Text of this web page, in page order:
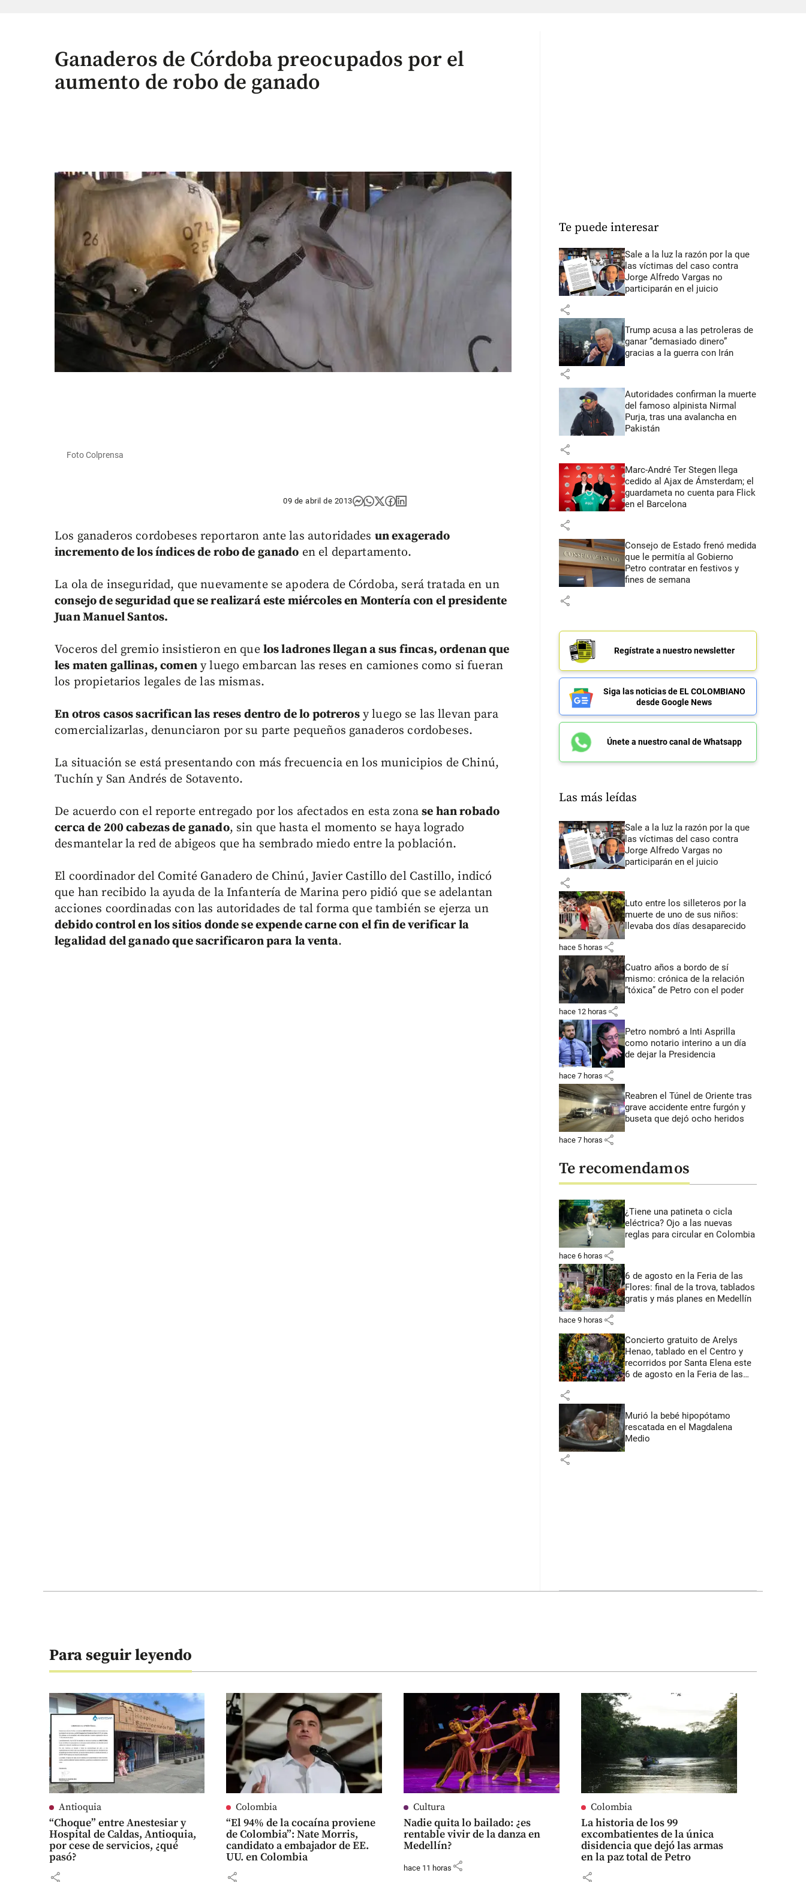
Ganaderos de Córdoba preocupados por el
aumento de robo de ganado
Foto Colprensa
09 de abril de 2013
Los ganaderos cordobeses reportaron ante las autoridades un exagerado
incremento de los índices de robo de ganado en el departamento.
La ola de inseguridad, que nuevamente se apodera de Córdoba, será tratada en un
consejo de seguridad que se realizará este miércoles en Montería con el presidente
Juan Manuel Santos.
Voceros del gremio insistieron en que los ladrones llegan a sus fincas, ordenan que
les maten gallinas, comeny luego embarcan las reses en camiones como si fueran
los propietarios legales de las mismas.
En otros casos sacrifican las reses dentro de lo potrerosy luego se las llevan para
comercializarlas, denunciaron por su parte pequeños ganaderos cordobeses.
La situación se está presentando con más frecuencia en los municipios de Chinú,
Tuchín y San Andrés de Sotavento.
De acuerdo con el reporte entregado por los afectados en esta zonase han robado
cerca de 200 cabezas de ganado, sin que hasta el momento se haya logrado
desmantelar la red de abigeos que ha sembrado miedo entre la población.
El coordinador del Comité Ganadero de Chinú, Javier Castillo del Castillo, indicó
que han recibido la ayuda de la Infantería de Marina pero pidió que se adelantan
acciones coordinadas con las autoridades de tal forma que también se ejerza un
debido control en los sitios donde se expende carne con el fin de verificar la
legalidad del ganado que sacrificaron para la venta.
Te puede interesar
Sale a la luz la razón por la que
las víctimas del caso contra
Jorge Alfredo Vargas no
participarán en el juicio
share
Trump acusa a las petroleras de
ganar “demasiado dinero”
gracias a la guerra con Irán
share
Autoridades confirman la muerte
del famoso alpinista Nirmal
Purja, tras una avalancha en
Pakistán
share
Marc-André Ter Stegen llega
cedido al Ajax de Ámsterdam; el
guardameta no cuenta para Flick
en el Barcelona
share
Consejo de Estado frenó medida
que le permitía al Gobierno
Petro contratar en festivos y
fines de semana
share
Regístrate a nuestro newsletter
Siga las noticias de EL COLOMBIANO
desde Google News
Únete a nuestro canal de Whatsapp
Las más leídas
Sale a la luz la razón por la que
las víctimas del caso contra
Jorge Alfredo Vargas no
participarán en el juicio
share
Luto entre los silleteros por la
muerte de uno de sus niños:
llevaba dos días desaparecido
hace 5 horas share
Cuatro años a bordo de sí
mismo: crónica de la relación
“tóxica” de Petro con el poder
hace 12 horas share
Petro nombró a Inti Asprilla
como notario interino a un día
de dejar la Presidencia
hace 7 horas share
Reabren el Túnel de Oriente tras
grave accidente entre furgón y
buseta que dejó ocho heridos
hace 7 horas share
Te recomendamos
¿Tiene una patineta o cicla
eléctrica? Ojo a las nuevas
reglas para circular en Colombia
hace 6 horas share
6 de agosto en la Feria de las
Flores: final de la trova, tablados
gratis y más planes en Medellín
hace 9 horas share
Concierto gratuito de Arelys
Henao, tablado en el Centro y
recorridos por Santa Elena este
6 de agosto en la Feria de las
share
Murió la bebé hipopótamo
rescatada en el Magdalena
Medio
share
Para seguir leyendo
Antioquia
“Choque” entre Anestesiar y
Hospital de Caldas, Antioquia,
por cese de servicios, ¿qué
pasó?
share
Colombia
“El 94% de la cocaína proviene
de Colombia”: Nate Morris,
candidato a embajador de EE.
UU. en Colombia
share
Cultura
Nadie quita lo bailado: ¿es
rentable vivir de la danza en
Medellín?
hace 11 horas share
Colombia
La historia de los 99
excombatientes de la única
disidencia que dejó las armas
en la paz total de Petro
share